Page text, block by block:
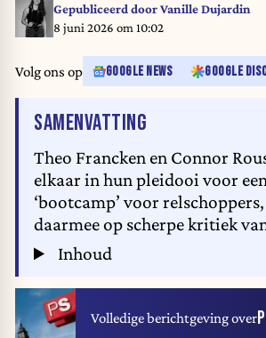
Gepubliceerd doorVanille Dujardin
8 juni 2026 om 10:02
Volg ons op GOOGLE NEWS GOOGLE
SAMENVATTING
Theo Francken en Connor
elkaar in hun pleidooi voor
‘bootcamp’ voor
daarmee op scherpe kritiek
Inhoud
Volledige berichtgeving over